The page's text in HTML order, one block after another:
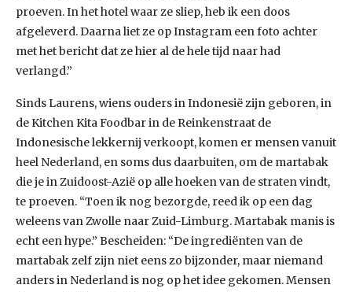
proeven. In het hotel waar ze sliep, heb ik een doos
afgeleverd. Daarna liet ze op Instagram een foto achter
met het bericht dat ze hier al de hele tijd naar had
verlangd.”
Sinds Laurens, wiens ouders in Indonesië zijn geboren, in
de Kitchen Kita Foodbar in de Reinkenstraat de
Indonesische lekkernij verkoopt, komen er mensen vanuit
heel Nederland, en soms dus daarbuiten, om de martabak
die je in Zuidoost-Azië op alle hoeken van de straten vindt,
te proeven. “Toen ik nog bezorgde, reed ik op een dag
weleens van Zwolle naar Zuid-Limburg. Martabak manis is
echt een hype.” Bescheiden: “De ingrediënten van de
martabak zelf zijn niet eens zo bijzonder, maar niemand
anders in Nederland is nog op het idee gekomen. Mensen